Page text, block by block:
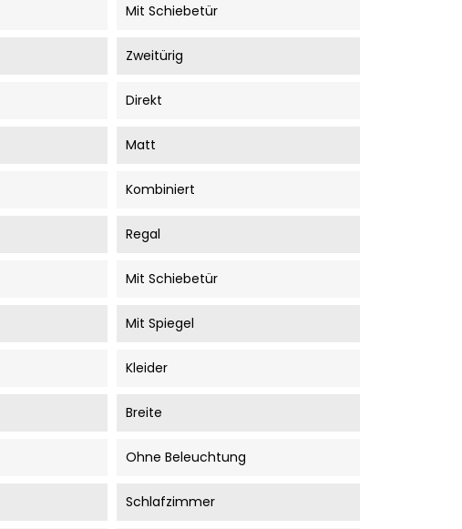
Mit Schiebetür
Zweitürig
Direkt
Matt
Kombiniert
Regal
Mit Schiebetür
Mit Spiegel
Kleider
Breite
Ohne Beleuchtung
Schlafzimmer